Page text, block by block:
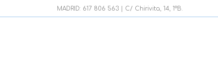
MADRID: 617 806 563 | C/ Chirivita, 14, 1ºB.
page